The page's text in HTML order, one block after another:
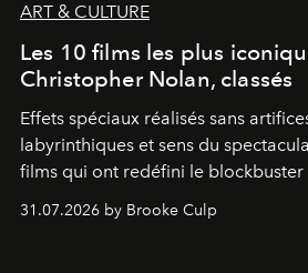
ART & CULTURE
Les 10 films les plus
Christopher Nolan, classés
Effets spéciaux réalisés sans
labyrinthiques et sens du
films qui ont redéfini le blockbuster
31.07.2026 by Brooke Culp